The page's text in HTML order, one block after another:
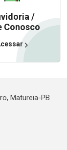
/
Conosco
Matureia-PB